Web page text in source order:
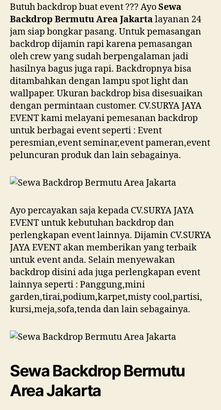
Butuh backdrop buat event ??? AyoSewa
Backdrop Bermutu Area Jakartalayanan 24
jam siap bongkar pasang. Untuk pemasangan
backdrop dijamin rapi karena pemasangan
oleh crew yang sudah berpengalaman jadi
hasilnya bagus juga rapi. Backdropnya bisa
ditambahkan dengan lampu spot light dan
wallpaper. Ukuran backdrop bisa disesuaikan
dengan permintaan customer. CV.SURYA JAYA
EVENT kami melayani pemesanan backdrop
untuk berbagai event seperti : Event
peresmian,event seminar,event pameran,event
peluncuran produk dan lain sebagainya.
Ayo percayakan saja kepada CV.SURYA JAYA
EVENT untuk kebutuhan backdrop dan
perlengkapan event lainnya. Dijamin CV.SURYA
JAYA EVENT akan memberikan yang terbaik
untuk event anda. Selain menyewakan
backdrop disini ada juga perlengkapan event
lainnya seperti : Panggung,mini
garden,tirai,podium,karpet,misty cool,partisi,
kursi,meja,sofa,tenda dan lain sebagainya.
Sewa Backdrop Bermutu
Area Jakarta